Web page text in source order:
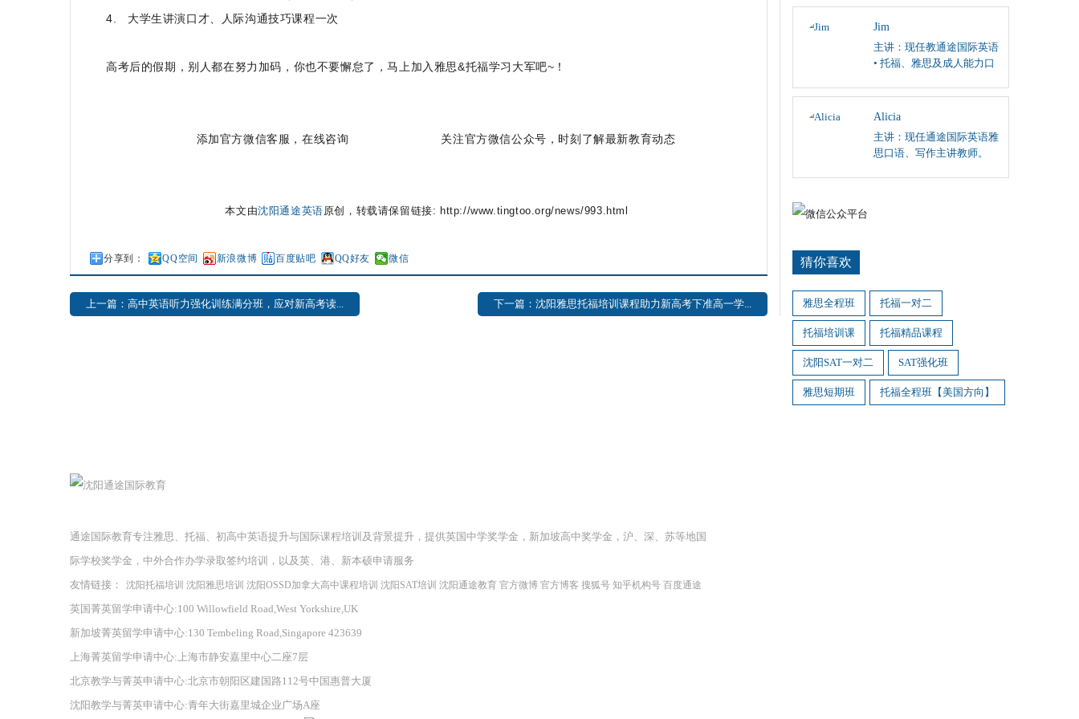
4. 大学生讲演口才、人际沟通技巧课程一次
高考后的假期，别人都在努力加码，你也不要懈怠了，马上加入雅思&托福学习大军吧~ ！
添加官方微信客服，在线咨询 关注官方微信公众号，时刻了解最新教育动态
本文由沈阳通途英语原创，转载请保留链接: http://www.tingtoo.org/news/993.html
分享到： QQ空间 新浪微博 百度贴吧 QQ好友 微信
上一篇：高中英语听力强化训练满分班，应对新高考读... 下一篇：沈阳雅思托福培训课程助力新高考下准高一学...
阅读、英国文学课程；
Jim
主讲：现任教通途国际英语
• 托福、雅思及成人能力口
Alicia
主讲：现任通途国际英语雅
思口语、写作主讲教师。
猜你喜欢
雅思全程班 托福一对二
托福培训课 托福精品课程
沈阳SAT一对二 SAT强化班
雅思短期班 托福全程班【美国方向】
通途国际教育专注雅思、托福、初高中英语提升与国际课程培训及背景提升，提供英国中学奖学金，新加坡高中奖学金，沪、深、苏等地国
际学校奖学金，中外合作办学录取签约培训，以及英、港、新本硕申请服务
友情链接：
沈阳托福培训 沈阳雅思培训 沈阳OSSD加拿大高中课程培训 沈阳SAT培训 沈阳通途教育 官方微博 官方博客 搜狐号 知乎机构号 百度通途
英国菁英留学申请中心:100 Willowfield Road,West Yorkshire,UK
新加坡菁英留学申请中心:130 Tembeling Road,Singapore 423639
上海菁英留学申请中心:上海市静安嘉里中心二座7层
北京教学与菁英申请中心:北京市朝阳区建国路112号中国惠普大厦
沈阳教学与菁英申请中心:青年大街嘉里城企业广场A座